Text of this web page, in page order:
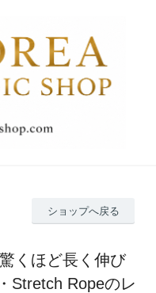
ショップへ戻る
くほど長く伸び
Stretch Ropeのレ